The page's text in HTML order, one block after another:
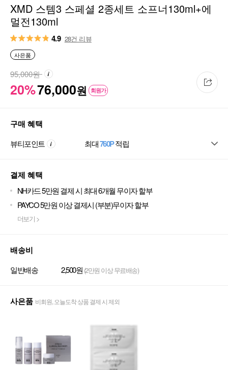
XMD 스템3 스페셜 2종세트 소프너130ml+에
멀전130ml
4.9 28건 리뷰
사은품
20%76,000원 회원가
95,000원
구매 혜택
뷰티포인트 최대760P적립
결제 혜택
NH카드 5만원 결제 시 최대 6개월 무이자 할부
PAYCO 5만원 이상 결제시 (부분)무이자 할부
더보기 >
배송비
일반배송 2,500원 (2만원 이상 무료배송)
사은품 비회원, 오늘도착 상품 결제 시 제외